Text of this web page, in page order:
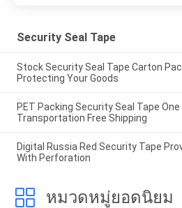
Security Seal Tape
Stock Security Seal Tape Carton
Protecting Your Goods
PET Packing Security Seal Tape
Transportation Free Shipping
Digital Russia Red Security Tape
With Perforation
หมวดหมู่ยอดนิยม